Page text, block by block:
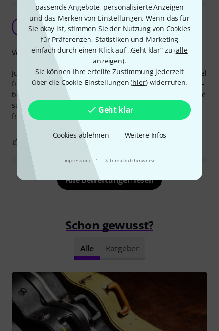
passende Angebote, personalisierte Anzeigen
und das Merken von Einstellungen. Wenn das für
Sie okay ist, stimmen Sie der Nutzung von Cookies
für Präferenzen, Statistiken und Marketing
einfach durch einen Klick auf „Geht klar“ zu (alle
anzeigen).
Sie können Ihre erteilte Zustimmung jederzeit
über die Cookie-Einstellungen (hier) widerrufen.
Geht klar
Cookies ablehnen Weitere Infos
Impressum · Datenschutzhinweise
Great and affordable
Alexis Guitars 09.08.2021
Just re-fretted a guitar with the harley benton stainless steel
fret wire and really happy with the results. Pre-cut and pre-
bent, it made installation easy. One thing to point out: make
sure you have the tools to work with stainless steel. These
frets are so much tougher than ordinary nickel frets.
Verarbeitung
0 BEWERTUNG MELDEN
Alle Bewertungen lesen
Schon gewusst?
Alle Ratgeber